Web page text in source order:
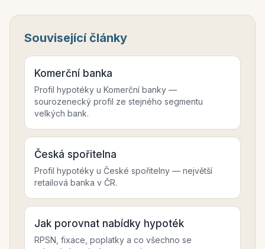
Související články
Komerční banka
Profil hypotéky u Komerční banky —
sourozenecký profil ze stejného segmentu
velkých bank.
Česká spořitelna
Profil hypotéky u České spořitelny — největší
retailová banka v ČR.
Jak porovnat nabídky hypoték
RPSN, fixace, poplatky a co všechno se